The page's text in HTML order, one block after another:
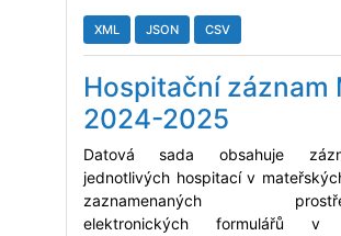
XML JSON CSV
Hospitační záznam
2024-2025
Datová sada obsahuje
jednotlivých hospitací v
zaznamenaných
elektronických formulářů v